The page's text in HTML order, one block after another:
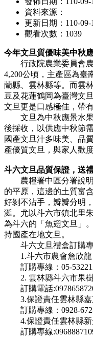
資料來源：
更新日期：110-09-
觀看次數：1039
今年文旦質優味美中秋
行政院農業委員會農
4,200公頃，主產區為臺
蘭縣、雲林縣等。而雲
豆及花蓮鶴岡為臺灣文
文旦更是口感極佳，帶
文旦為中秋應景水果
後採收，以供應中秋節
國產文旦汁多味美、品
產優質文旦，與家人歡度
斗六文旦品質保證，送
農糧署中區分署說明
的平原，這邊的土質富
好剝不沾手，瓣瓣分明
涎。尤以斗六市鎮北里
為斗六的「魚翅文旦」
持國產在地文旦。
斗六文旦禮盒訂購
1.斗六市農會詹欣龍
訂購專線：05-
2. 雲林縣斗六市果樹
訂購電話
3.保證責任雲林縣嘉
訂購專線：0928-672-
4.保證責任雲林縣新
訂購專線